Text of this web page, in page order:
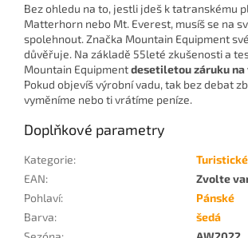
Bez ohledu na to, jestli jdeš k tatranskému
Matterhorn nebo Mt. Everest, musíš se na
spolehnout. Značka Mountain Equipment
důvěřuje. Na základě 55leté zkušenosti a
Mountain Equipmentdesetiletou záruku
Pokud objevíš výrobní vadu, tak bez debat
vyměníme nebo ti vrátíme peníze.
Doplňkové parametry
Kategorie:
EAN:
Zvolte
Pohlaví:
Pánské
Barva:
šedá